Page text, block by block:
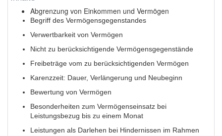
Abgrenzung von Einkommen und Vermögen
Begriff des Vermögensgegenstandes
Verwertbarkeit von Vermögen
Nicht zu berücksichtigende Vermögensgegenstände
Freibeträge vom zu berücksichtigenden Vermögen
Karenzzeit: Dauer, Verlängerung und Neubeginn
Bewertung von Vermögen
Besonderheiten zum Vermögenseinsatz bei
Leistungsbezug bis zu einem Monat
Leistungen als Darlehen bei Hindernissen im Rahmen